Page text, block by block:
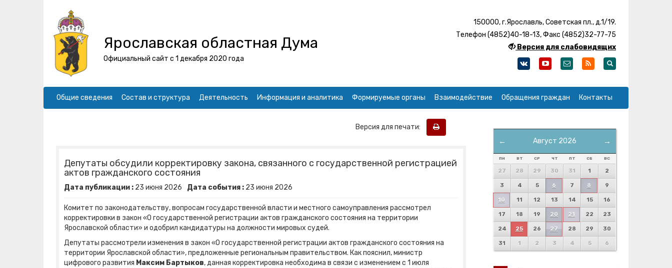
Ярославская областная Дума
Официальный сайт с 1 декабря 2020 года
150000, г.Ярославль, Советская пл., д.1/19.
Телефон (4852)40-18-13, Факс (4852)32-77-75
Версия для слабовидящих
Общие сведения Состав и структура Деятельность Информация и аналитика Формируемые органы Взаимодействие Обращения граждан Контакты
Версия для печати:
Депутаты обсудили корректировку закона, связанного с государственной регистрацией
актов гражданского состояния
Дата публикации : 23 июня 2026 Дата события : 23 июня 2026
Комитет по законодательству, вопросам государственной власти и местного самоуправления рассмотрел
корректировки в закон «О государственной регистрации актов гражданского состояния на территории
Ярославской области» и одобрил кандидатуры на должности мировых судей.
Депутаты рассмотрели изменения в закон «О государственной регистрации актов гражданского состояния на
территории Ярославской области», предложенные региональным правительством. Как пояснил, министр
цифрового развития Максим Бартыков, данная корректировка необходима в связи с изменением с 1 июля
← →
Август 2026
ПН ВТ СР ЧТ ПТ СБ ВС
27 28 29 30 31 1 2
3 4 5 6 7 8 9
10 11 12 13 14 15 16
17 18 19 20 21 22 23
24 25 26 27 28 29 30
31 1 2 3 4 5 6